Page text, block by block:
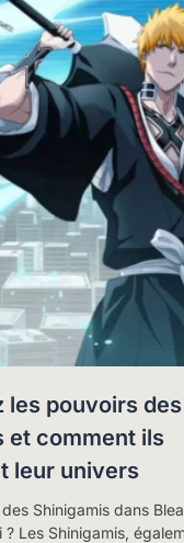
les pouvoirs des
et comment ils
leur univers
Shinigamis dans
? Les Shinigamis,